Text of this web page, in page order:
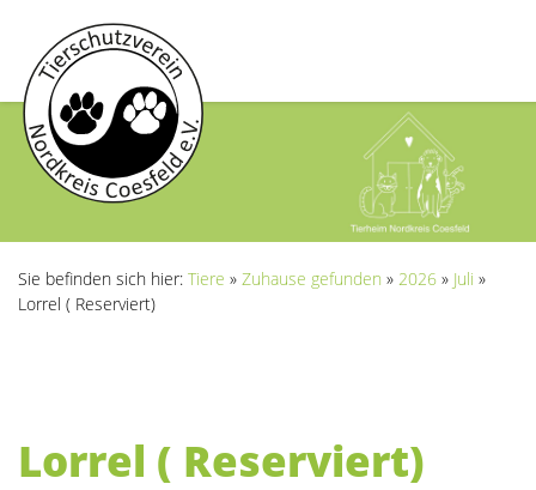
Sie befinden sich hier: Tiere » Zuhause gefunden » 2026 » Juli »
Lorrel ( Reserviert)
Lorrel ( Reserviert)